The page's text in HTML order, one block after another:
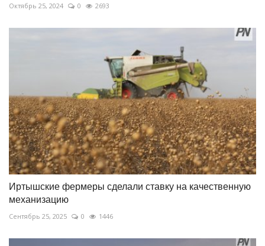
Октябрь 25, 2024 0 2693
Иртышские фермеры сделали ставку на качественную
механизацию
Сентябрь 25, 2025 0 1446